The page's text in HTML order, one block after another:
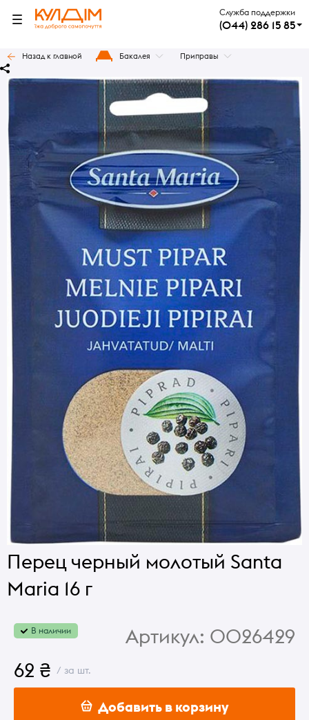
Служба поддержки
(044) 286 15 85
Назад к главной Бакалея Приправы
Перец черный молотый Santa
Maria 16 г
В наличии Артикул: 0026429
62 ₴ / за шт.
Добавить в корзину